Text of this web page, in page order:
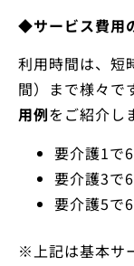
◆サービス費用
利用時間は、短
間）まで様々で
用例をご紹介し
要介護1で
要介護3で
要介護5で
※上記は基本サ